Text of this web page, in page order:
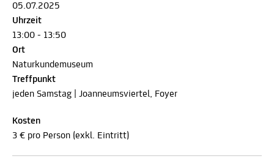
05.07.2025
Uhrzeit
13:00 - 13:50
Ort
Naturkundemuseum
Treffpunkt
jeden Samstag | Joanneumsviertel, Foyer
Kosten
3 € pro Person (exkl. Eintritt)